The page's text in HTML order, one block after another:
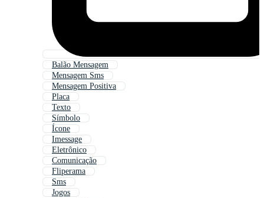
Balão Mensagem
Mensagem Sms
Mensagem Positiva
Placa
Texto
Símbolo
Ícone
Imessage
Eletrônico
Comunicação
Fliperama
Sms
Jogos